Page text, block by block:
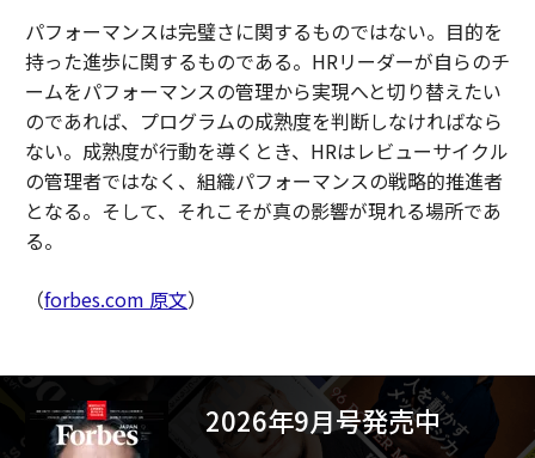
パフォーマンスは完璧さに関するものではない。目的を
持った進歩に関するものである。HRリーダーが自らのチ
ームをパフォーマンスの管理から実現へと切り替えたい
のであれば、プログラムの成熟度を判断しなければなら
ない。成熟度が行動を導くとき、HRはレビューサイクル
の管理者ではなく、組織パフォーマンスの戦略的推進者
となる。そして、それこそが真の影響が現れる場所であ
る。
（forbes.com 原文）
2026年9月号発売中